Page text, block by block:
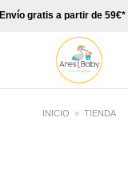
Envío gratis a partir de 59€*
INICIO » TIENDA